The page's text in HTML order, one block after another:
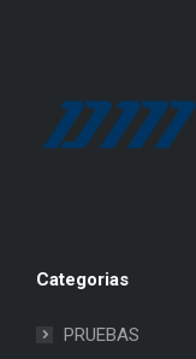
Categorias
PRUEBAS